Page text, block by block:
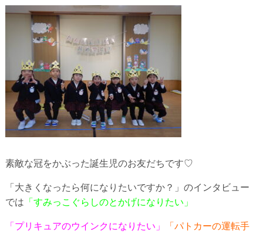
素敵な冠をかぶった誕生児のお友だちです♡
「大きくなったら何になりたいですか？」のインタビュー
では 「すみっこぐらしのとかげになりたい」
「プリキュアのウインクになりたい」
「パトカーの運転手